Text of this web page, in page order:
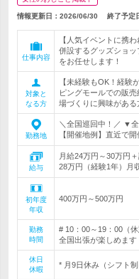
情報更新日：2026/06/30 終了予定
仕事内容
【人気イベントに携
併設するグッズショ
をお任せします！
対象と
なる方
【未経験もOK！経
ピングモールでの販
場づくりに興味がある
勤務地
＼全国巡回中！／ ▼
【開催地例】直近で
給与
月給24万円～30万円
28万円（経験1年）月
初年度
年収
400万円～500万円
勤務
時間
# 10：00～19：00（
全国出張が楽しめます
休日
休暇
* 月9日休み（シフト